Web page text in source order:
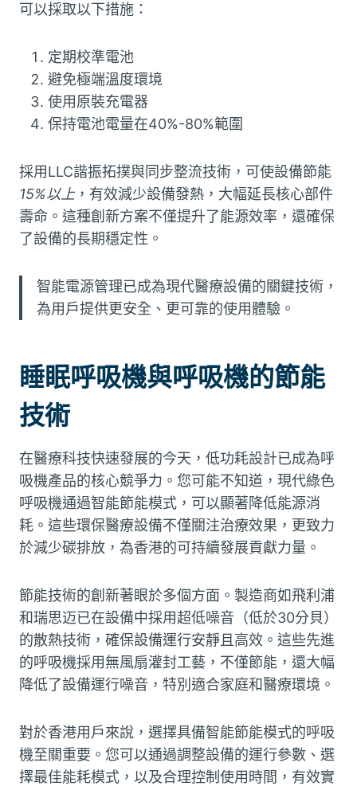
可以採取以下措施：
定期校準電池
避免極端溫度環境
使用原裝充電器
保持電池電量在40%-80%範圍
採用LLC諧振拓撲與同步整流技術，可使設備節能
15%以上 ，有效減少設備發熱，大幅延長核心部件
壽命。這種創新方案不僅提升了能源效率，還確保
了設備的長期穩定性。
智能電源管理已成為現代醫療設備的關鍵技術，
為用戶提供更安全、更可靠的使用體驗。
睡眠呼吸機與呼吸機的節能
技術
在醫療科技快速發展的今天，低功耗設計已成為呼
吸機產品的核心競爭力。您可能不知道，現代綠色
呼吸機通過智能節能模式，可以顯著降低能源消
耗。這些環保醫療設備不僅關注治療效果，更致力
於減少碳排放，為香港的可持續發展貢獻力量。
節能技術的創新著眼於多個方面。製造商如飛利浦
和瑞思迈已在設備中採用超低噪音（低於30分貝）
的散熱技術，確保設備運行安靜且高效。這些先進
的呼吸機採用無風扇灌封工藝，不僅節能，還大幅
降低了設備運行噪音，特別適合家庭和醫療環境。
對於香港用戶來說，選擇具備智能節能模式的呼吸
機至關重要。您可以通過調整設備的運行參數、選
擇最佳能耗模式，以及合理控制使用時間，有效實